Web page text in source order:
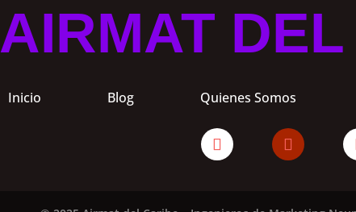
AIRMAT
Inicio Blog Quienes Somos